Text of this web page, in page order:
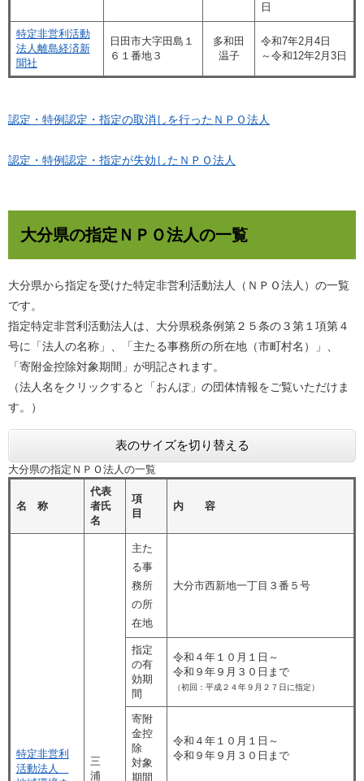
日
特定非営利活動
法人離島経済新
聞社
日田市大字田島１
６１番地３
多和田
温子
令和7年2月4日
～令和12年2月3日
認定・特例認定・指定の取消しを行ったＮＰＯ法人
認定・特例認定・指定が失効したＮＰＯ法人
大分県の指定ＮＰＯ法人の一覧
大分県から指定を受けた特定非営利活動法人（ＮＰＯ法人）の一覧
です。
指定特定非営利活動法人は、大分県税条例第２５条の３第１項第４
号に「法人の名称」、「主たる事務所の所在地（市町村名）」、
「寄附金控除対象期間」が明記されます。
（法人名をクリックすると「おんぽ」の団体情報をご覧いただけま
す。）
表のサイズを切り替える
大分県の指定ＮＰＯ法人の一覧
名 称
代表
者氏
名
項
目
内 容
特定非営利
活動法人
三
浦
主た
る事
務所
の所
在地
大分市西新地一丁目３番５号
指定
の有
効期
間
令和４年１０月１日～
令和９年９月３０日まで
（初回：平成２４年９月２７日に指定）
寄附
金控
除
対象
期間
令和４年１０月１日～
令和９年９月３０日まで